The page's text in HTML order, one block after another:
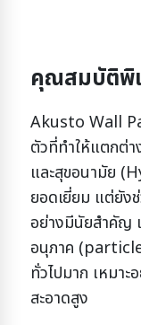
คุณสมบัติพิ
Akusto Wall
ตัวที่ทำให้แตกต่
และสุขอนามัย
ยอดเยี่ยม แต่ยัง
อย่างมีนัยสำคัญ
อนุภาค
ทั่วไปมาก เหมา
สะอาดสูง